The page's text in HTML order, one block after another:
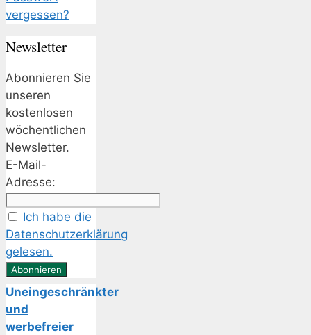
vergessen?
Newsletter
Abonnieren Sie
unseren
kostenlosen
wöchentlichen
Newsletter.
E-Mail-
Adresse:
Ich habe die
Datenschutzerklärung
gelesen.
Uneingeschränkter
und
werbefreier